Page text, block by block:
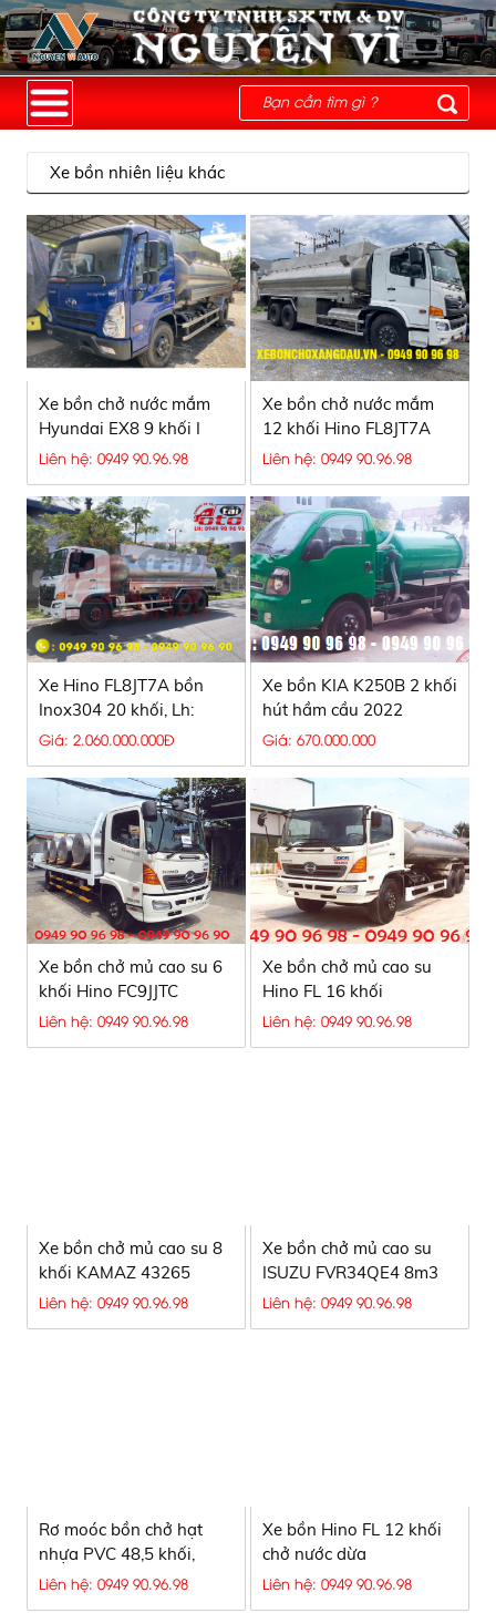
Xe bồn nhiên liệu khác
Xe bồn chở nước mắm
Hyundai EX8 9 khối I
Bồn Inox304, Inox316
Liên hệ: 0949 90.96.98
Xe bồn chở nước mắm
12 khối Hino FL8JT7A
Liên hệ: 0949 90.96.98
Xe Hino FL8JT7A bồn
Inox304 20 khối, Lh:
0949909698
Giá: 2.060.000.000Đ
Xe bồn KIA K250B 2 khối
hút hầm cầu 2022
Giá: 670.000.000
Xe bồn chở mủ cao su 6
khối Hino FC9JJTC
Liên hệ: 0949 90.96.98
Xe bồn chở mủ cao su
Hino FL 16 khối
Liên hệ: 0949 90.96.98
Xe bồn chở mủ cao su 8
khối KAMAZ 43265
Liên hệ: 0949 90.96.98
Xe bồn chở mủ cao su
ISUZU FVR34QE4 8m3
Liên hệ: 0949 90.96.98
Rơ moóc bồn chở hạt
nhựa PVC 48,5 khối,
nhập khẩu 100%, có ty
Liên hệ: 0949 90.96.98
Xe bồn Hino FL 12 khối
chở nước dừa
Liên hệ: 0949 90.96.98